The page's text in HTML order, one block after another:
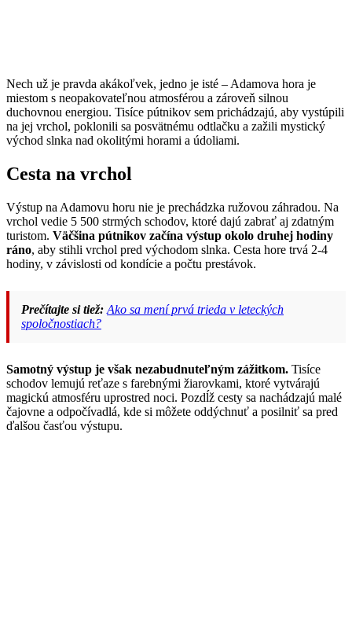
Nech už je pravda akákoľvek, jedno je isté – Adamova hora je
miestom s neopakovateľnou atmosférou a zároveň silnou
duchovnou energiou. Tisíce pútnikov sem prichádzajú, aby vystúpili
na jej vrchol, poklonili sa posvätnému odtlačku a zažili mystický
východ slnka nad okolitými horami a údoliami.
Cesta na vrchol
Výstup na Adamovu horu nie je prechádzka ružovou záhradou. Na
vrchol vedie 5 500 strmých schodov, ktoré dajú zabrať aj zdatným
turistom. Väčšina pútnikov začína výstup okolo druhej hodiny
ráno, aby stihli vrchol pred východom slnka. Cesta hore trvá 2-4
hodiny, v závislosti od kondície a počtu prestávok.
Prečítajte si tiež: Ako sa mení prvá trieda v leteckých
spoločnostiach?
Samotný výstup je však nezabudnuteľným zážitkom. Tisíce
schodov lemujú reťaze s farebnými žiarovkami, ktoré vytvárajú
magickú atmosféru uprostred noci. Pozdĺž cesty sa nachádzajú malé
čajovne a odpočívadlá, kde si môžete oddýchnuť a posilniť sa pred
ďalšou časťou výstupu.